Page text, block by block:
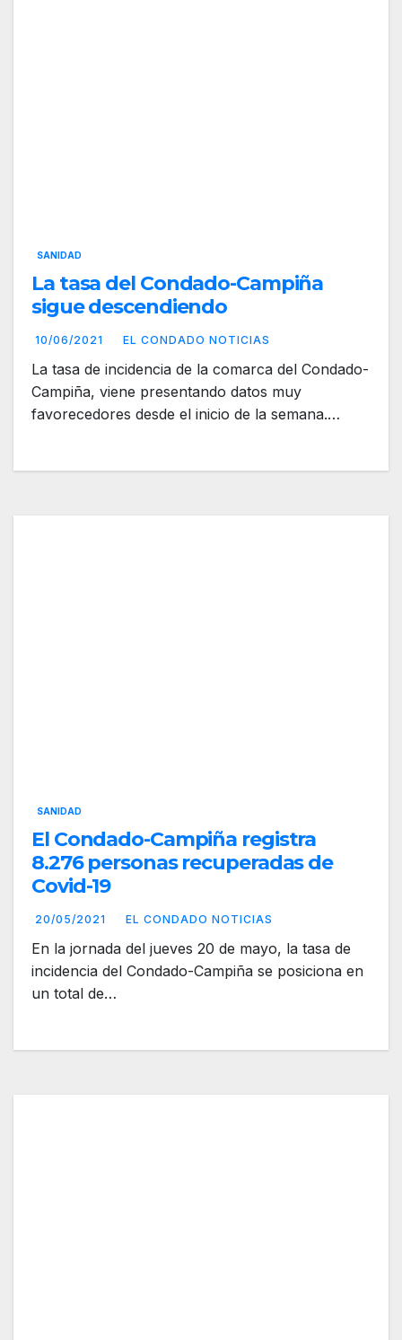
SANIDAD
La tasa del Condado-Campiña
sigue descendiendo
10/06/2021 EL CONDADO NOTICIAS
La tasa de incidencia de la comarca del Condado-
Campiña, viene presentando datos muy
favorecedores desde el inicio de la semana.…
SANIDAD
El Condado-Campiña registra
8.276 personas recuperadas de
Covid-19
20/05/2021 EL CONDADO NOTICIAS
En la jornada del jueves 20 de mayo, la tasa de
incidencia del Condado-Campiña se posiciona en
un total de…